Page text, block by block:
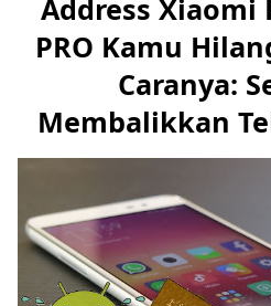
Address Xiaomi
PRO Kamu
Caranya:
Membalikkan